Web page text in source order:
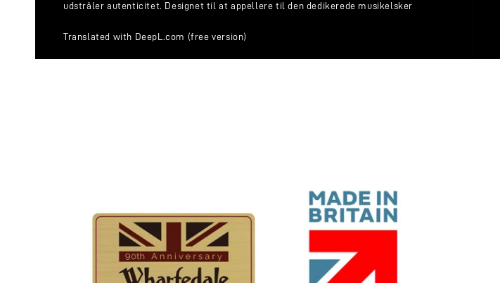
udstråler autenticitet. Designet til at appellere til den dedikerede musikelsker
Translated with DeepL.com (free version)